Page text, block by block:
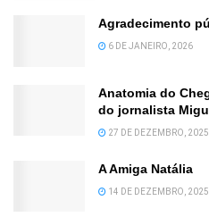
Agradecimento
6 DE JANEIRO, 2026
Anatomia do
do jornalista
27 DE DEZEMBRO, 2025
A Amiga Natália
14 DE DEZEMBRO, 2025